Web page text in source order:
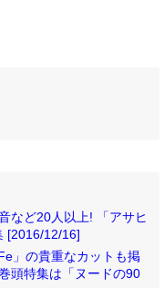
など20人以上! 「アサヒ
[2016/12/16]
」の貴重なカットも掲
頭特集は「ヌードの90